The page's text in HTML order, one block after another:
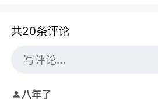
共20条评论
八年了